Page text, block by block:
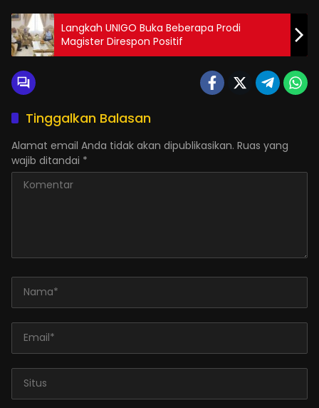
Langkah UNIGO Buka Beberapa Prodi
Magister Direspon Positif
Tinggalkan Balasan
Alamat email Anda tidak akan dipublikasikan. Ruas yang
wajib ditandai *